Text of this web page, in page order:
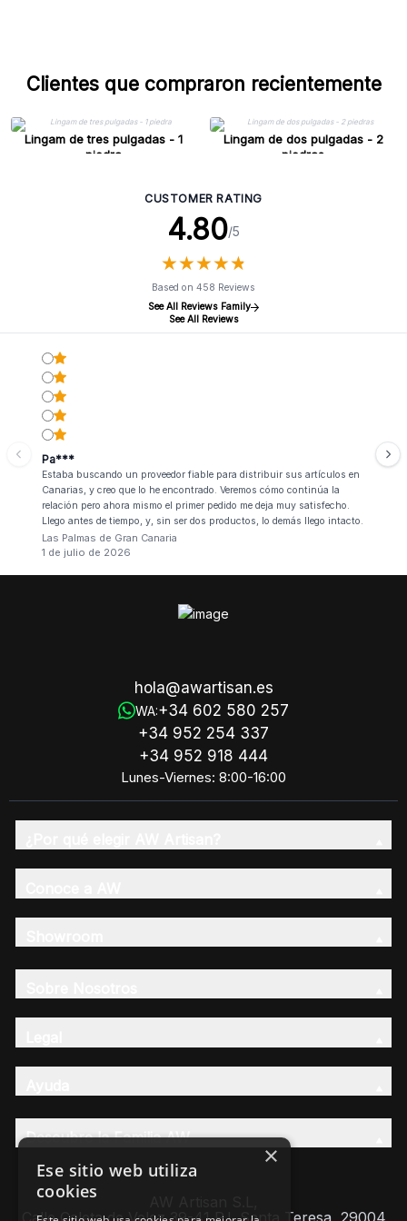
Clientes que compraron recientemente
Lingam de tres pulgadas - 1
piedra
Lingam de dos pulgadas - 2
piedras
CUSTOMER RATING
4.80/5
★★★★★
★★★★★
Based on 458 Reviews
See All Reviews Family
See All Reviews
Pa***
Estaba buscando un proveedor fiable para distribuir sus artículos en
Canarias, y creo que lo he encontrado. Veremos cómo continúa la
relación pero ahora mismo el primer pedido me deja muy satisfecho.
Llego antes de tiempo, y, sin ser dos productos, lo demás llego intacto.
Las Palmas de Gran Canaria
1 de julio de 2026
hola@awartisan.es
WA:+34 602 580 257
+34 952 254 337
+34 952 918 444
Lunes-Viernes: 8:00-16:00
Descubre la Familia AW
Calle Caleta de Velez 39-41 P.I. Santa Teresa, 29004
×
Ese sitio web utiliza
cookies